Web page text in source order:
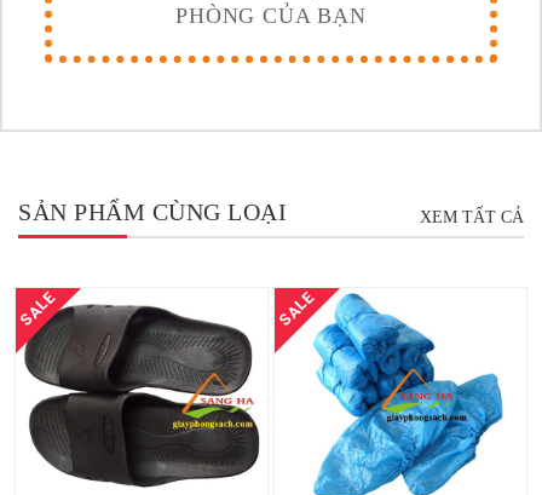
PHÒNG CỦA BẠN
SẢN PHẨM CÙNG LOẠI XEM TẤT CẢ
SALE SALE